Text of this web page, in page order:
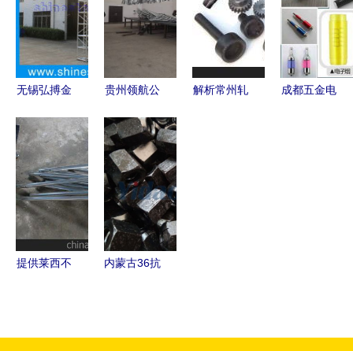
的绿色价值
先购
无锡弘搏金
深耕金属制
造，锻造品
质未来
贵州领航公
让钢
铁“穿”上防
腐衣，铸就
金属制品非
凡品质
解析常州轧
成都五金电
提供莱西不
内蒙古36抗